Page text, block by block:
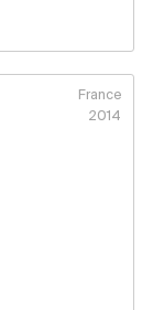
France
2014